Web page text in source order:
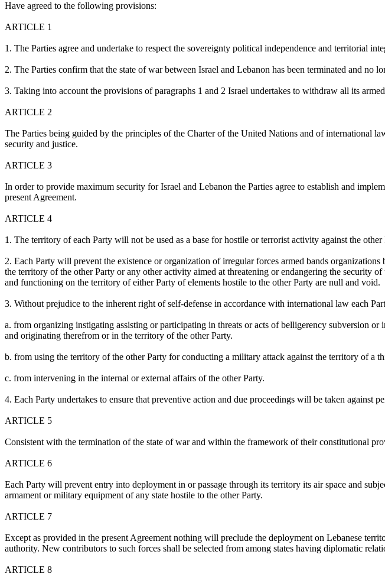
Have agreed to the following provisions:
ARTICLE 1
1. The Parties agree and undertake to respect the sovereignty political independence and territorial
2. The Parties confirm that the state of war between Israel and Lebanon has been terminated and no
3. Taking into account the provisions of paragraphs 1 and 2 Israel undertakes to withdraw all its
ARTICLE 2
The Parties being guided by the principles of the Charter of the United Nations and of international
security and justice.
ARTICLE 3
In order to provide maximum security forIsrael and Lebanon the Parties agree to establish and
present Agreement.
ARTICLE 4
1. The territory of each Party will not be used as a base for hostile or terrorist activity against the
2. Each Party will prevent the existence or organization of irregular forces armed bands
the territory of the other Party or any other activity aimed at threatening or endangering the security
and functioning on the territory of either Party of elements hostile to the other Party are null and void.
3. Without prejudice to the inherent right of self-defense in accordance with international law each
a. from organizing instigating assisting or participating in threats or acts of belligerency subversion
and originating therefrom or in the territory of the other Party.
b. from using the territory of the other Party for conducting a military attack against the territory of a
c. from intervening in the internal or external affairs of the other Party.
4. Each Party undertakes to ensure that preventive action and due proceedings will be taken against
ARTICLE 5
Consistent with the termination of the state of war and within the framework of their constitutional
ARTICLE 6
Each Party will prevent entry into deployment in or passage through its territory its air space and
armament or military equipment of any state hostile to the other Party.
ARTICLE 7
Except as provided in the present Agreement nothing will preclude the deployment on Lebanese
authority. New contributors to such forces shall be selected from among states having diplomatic
ARTICLE 8